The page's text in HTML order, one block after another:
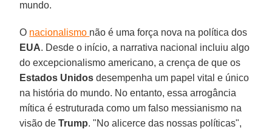
mundo.
O nacionalismo não é uma força nova na política dos
EUA. Desde o início, a narrativa nacional incluiu algo
do excepcionalismo americano, a crença de que os
Estados Unidos desempenha um papel vital e único
na história do mundo. No entanto, essa arrogância
mítica é estruturada como um falso messianismo na
visão deTrump. "No alicerce das nossas políticas",